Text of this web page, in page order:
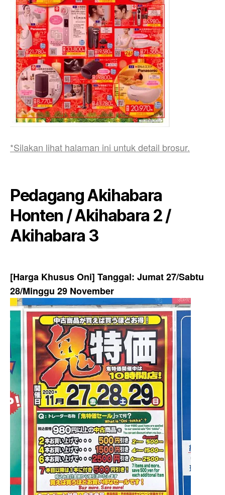
*Silakan lihat halaman ini untuk detail brosur.
Pedagang Akihabara
Honten / Akihabara 2 /
Akihabara 3
[Harga Khusus Oni] Tanggal: Jumat 27/Sabtu
28/Minggu 29 November